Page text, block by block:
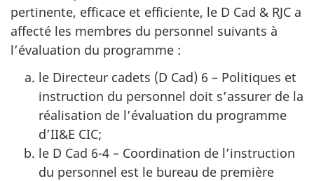
pertinente, efficace et efficiente, le D Cad & RJC a
affecté les membres du personnel suivants à
l’évaluation du programme :
le Directeur cadets (D Cad) 6 – Politiques et
instruction du personnel doit s’assurer de la
réalisation de l’évaluation du programme
d’II&E CIC;
le D Cad 6-4 – Coordination de l’instruction
du personnel est le bureau de première